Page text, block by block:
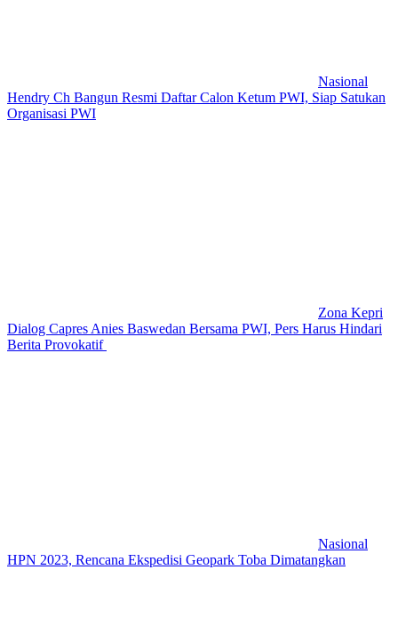
Nasional
Hendry Ch Bangun Resmi Daftar Calon Ketum PWI, Siap Satukan
Organisasi PWI
Zona Kepri
Dialog Capres Anies Baswedan Bersama PWI, Pers Harus Hindari
Berita Provokatif
Nasional
HPN 2023, Rencana Ekspedisi Geopark Toba Dimatangkan